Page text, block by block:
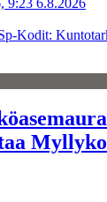
9:23 6.8.2026
Kodit: